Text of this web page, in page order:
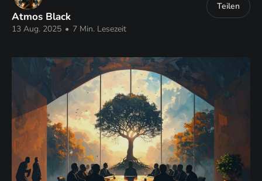
Atmos Black
13 Aug. 2025 • 7 Min. Lesezeit
Teilen